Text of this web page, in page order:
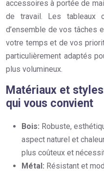
accessoires à portée de
de travail. Les tableaux
d’ensemble de vos tâches
votre temps et de vos
particulièrement adaptés
plus volumineux.
Matériaux et
qui vous convient
Bois: Robuste,
aspect naturel et
plus coûteux et
Métal: Résistant et